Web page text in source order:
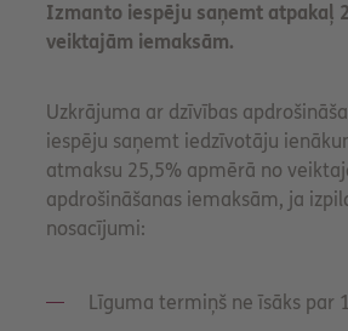
Izmanto iespēju saņemt atpakaļ
veiktajām iemaksām.
Uzkrājuma ar dzīvības
iespēju saņemt iedzīvotāju
atmaksu 25,5% apmērā no
apdrošināšanas iemaksām, ja
nosacījumi:
Līguma termiņš ne īsāks par